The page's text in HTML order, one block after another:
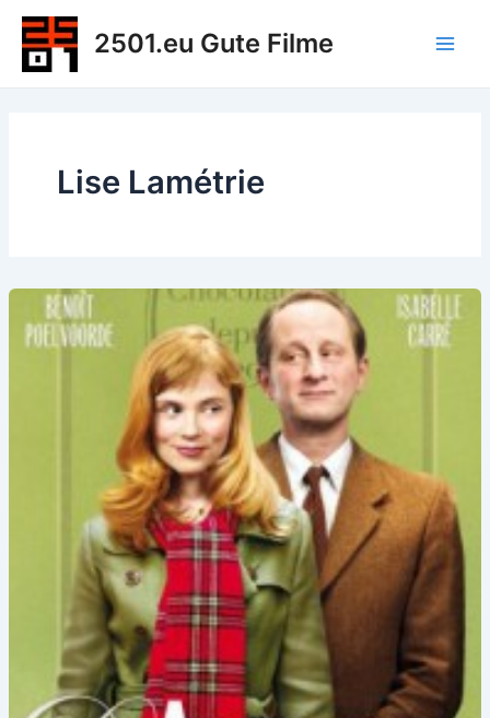
Zum
Inhalt
springen
2501.eu Gute Filme
Lise Lamétrie